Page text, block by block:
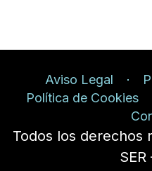
Aviso Legal
Política de Cookies
Todos los derechos